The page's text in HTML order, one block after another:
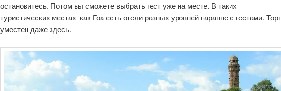
остановитесь. Потом вы сможете выбрать гест уже на месте. В таких
туристических местах, как Гоа есть отели разных уровней наравне с гестами. Торг
уместен даже здесь.